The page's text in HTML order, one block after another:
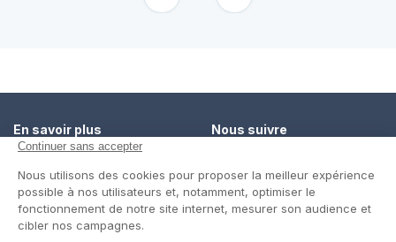
En savoir plus
Un service de confiance
Contact
Nous suivre
Twitter
Blog